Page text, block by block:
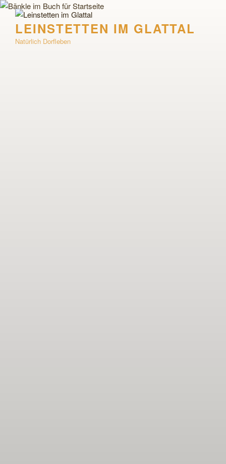
Zum
Inhalt
springenLEINSTETTEN IM GLATTAL
Natürlich Dorfleben